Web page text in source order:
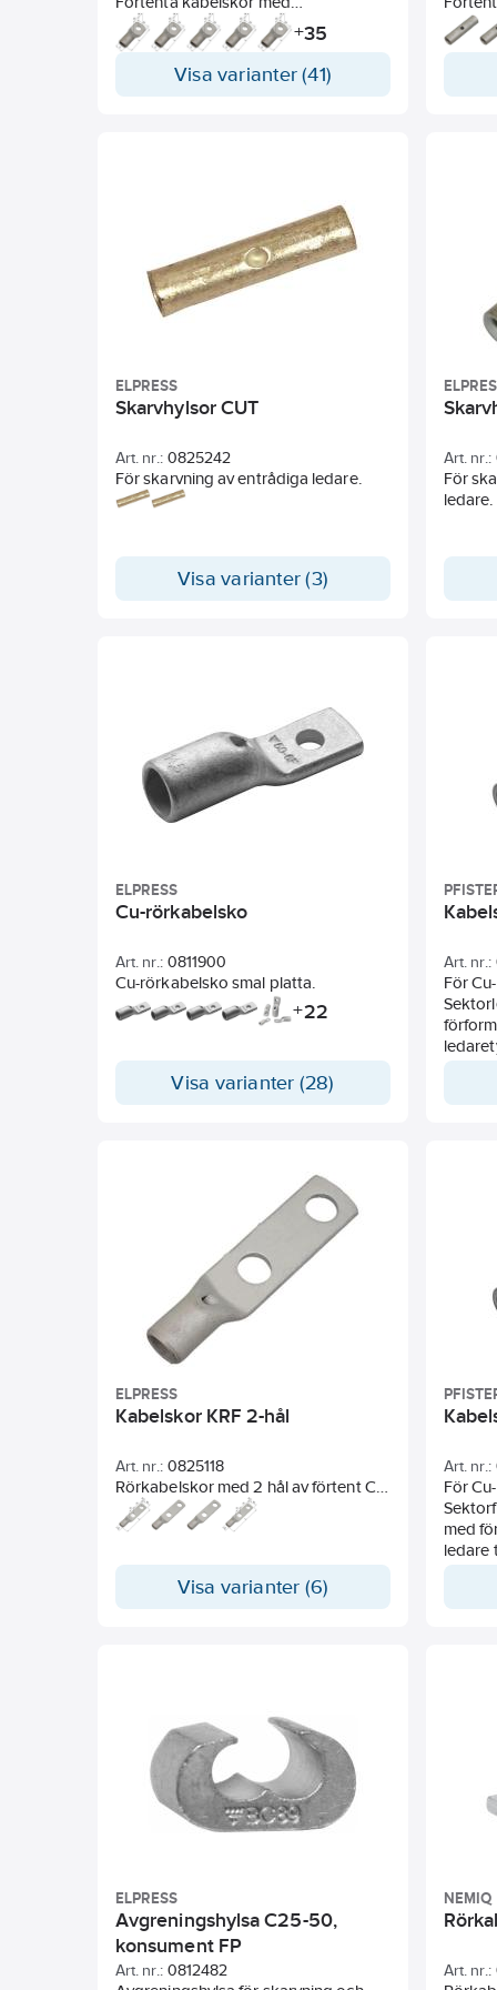
inspektionshål för mångtrådig och
fåtrådig Cu-ledare.
Rekommendation verktyg:
+35
Visa varianter (41)
och
ELPRESS
Skarvhylsor CUT
Art. nr.: 0825242
För skarvning av entrådiga ledare.
Visa varianter (3)
Art. nr.:
För
ledare.
ELPRESS
Cu-rörkabelsko
Art. nr.: 0811900
Cu-rörkabelsko smal platta.
+22
Visa varianter (28)
Art. nr.:
För
och
ELPRESS
Kabelskor KRF 2-hål
Art. nr.: 0825118
Rörkabelskor med 2 hål av förtent Cu.
Rekommendation verktyg:
KRF120 – KRF185 V250 och V1300
Visa varianter (6)
Art. nr.:
För
med
ledare
och
ELPRESS
Avgreningshylsa C25-50,
konsument FP
Art. nr.: 0812482
NEMIQ
Art. nr.: